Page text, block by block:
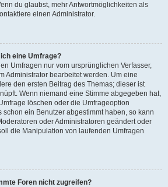
du glaubst, mehr Antwortmöglichkeiten als
einen Administrator.
eine Umfrage?
Umfragen nur vom ursprünglichen Verfasser,
Administrator bearbeitet werden. Um eine
den ersten Beitrag des Themas; dieser ist
Wenn niemand eine Stimme abgegeben hat,
löschen oder die Umfrageoption
ein Benutzer abgestimmt haben, so kann
oder Administratoren geändert oder
die Manipulation von laufenden Umfragen
Foren nicht zugreifen?